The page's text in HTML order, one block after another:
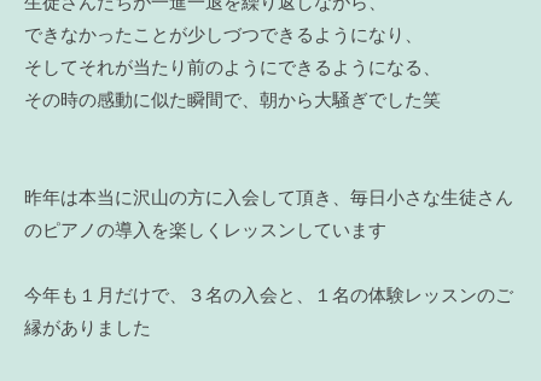
できなかったことが少しづつできるようになり、
そしてそれが当たり前のようにできるようになる、
その時の感動に似た瞬間で、朝から大騒ぎでした笑
昨年は本当に沢山の方に入会して頂き、毎日小さな生徒さん
のピアノの導入を楽しくレッスンしています
今年も１月だけで、３名の入会と、１名の体験レッスンのご
縁がありました